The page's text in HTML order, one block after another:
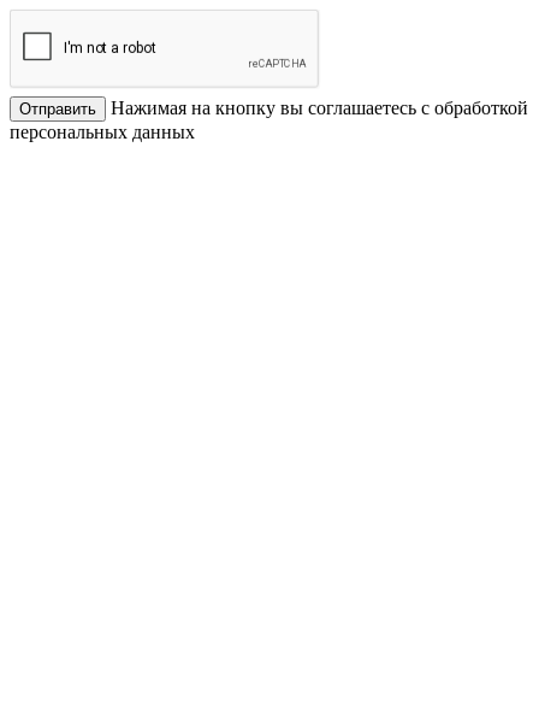
Отправить
Нажимая на кнопку вы соглашаетесь с обработкой
персональных данных